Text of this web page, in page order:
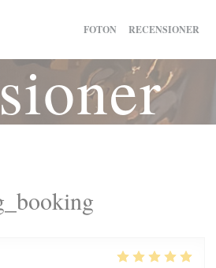
FOTON RECENSIONER